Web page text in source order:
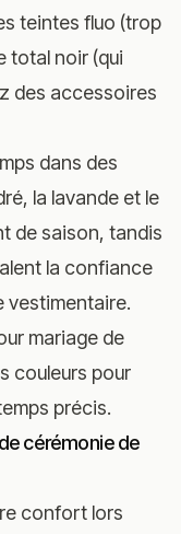
teintes fluo (trop
total noir (qui
des accessoires
dans des
la lavande et le
de saison, tandis
la confiance
vestimentaire.
mariage de
couleurs pour
précis.
cérémonie de
confort lors